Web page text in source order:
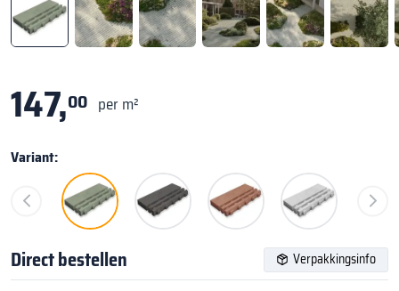
147,00 per m²
Variant:
Direct bestellen Verpakkingsinfo